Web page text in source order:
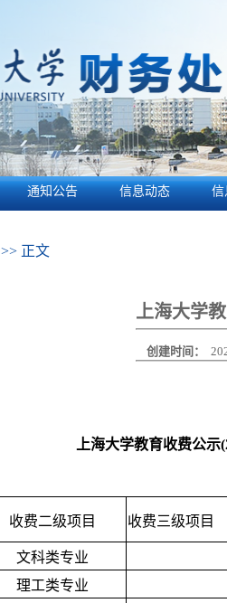
通知公告 信息动态 信
>> 正文
上海大学
创建时间：
上海大学教育收费公示
收费二级项目 收费三级项目
文科类专业
理工类专业